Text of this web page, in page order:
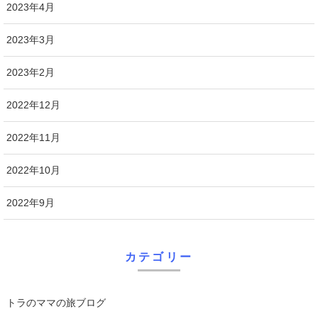
2023年4月
2023年3月
2023年2月
2022年12月
2022年11月
2022年10月
2022年9月
カテゴリー
トラのママの旅ブログ